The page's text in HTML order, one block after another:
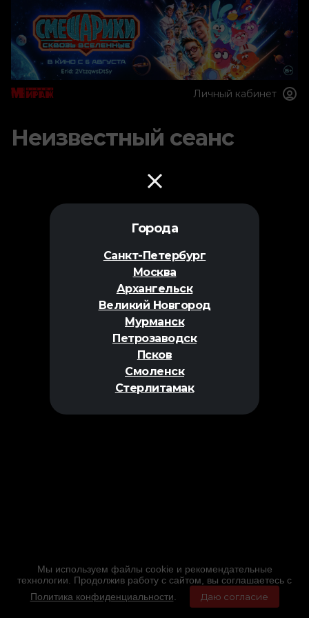
Города
Санкт-Петербург
Москва
Архангельск
Великий Новгород
Мурманск
Петрозаводск
Псков
Смоленск
Стерлитамак
Личный кабинет
Неизвестный сеанс
Мы используем файлы cookie и рекомендательные
технологии. Продолжив работу с сайтом, вы соглашаетесь с
Политика конфиденциальности
Даю согласие